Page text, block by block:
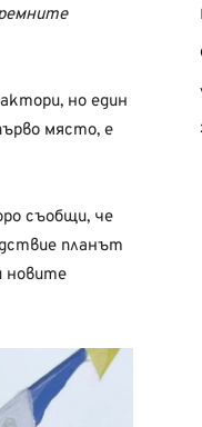
но един
място, е
съобщи, че
планът
новите